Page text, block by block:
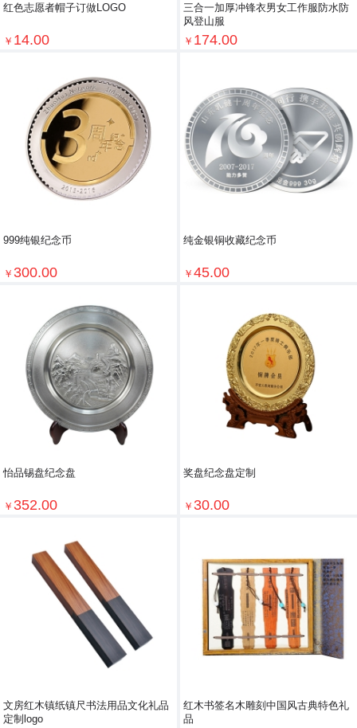
红色志愿者帽子订做LOGO
￥ 14.00
三合一加厚冲锋衣男女工作服防水防
风登山服
￥ 174.00
999纯银纪念币
￥ 300.00
纯金银铜收藏纪念币
￥ 45.00
怡品锡盘纪念盘
￥ 352.00
奖盘纪念盘定制
￥ 30.00
文房红木镇纸镇尺书法用品文化礼品
定制logo
红木书签名木雕刻中国风古典特色礼
品